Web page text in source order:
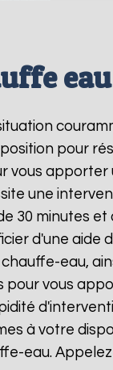
pour
vous
une
30 minutes
d'une aide
eau,
vous
à votre
eau. Appelez